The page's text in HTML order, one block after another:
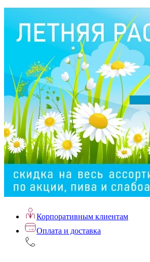
Корпоративным клиентам
Оплата и доставка